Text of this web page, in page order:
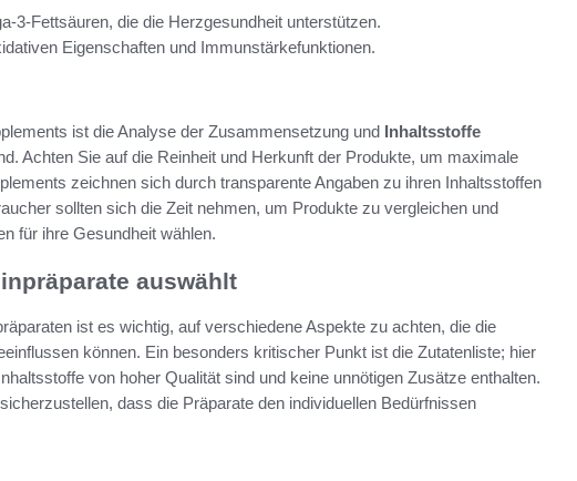
3-Fettsäuren, die die Herzgesundheit unterstützen.
Eigenschaften und Immunstärkefunktionen.
ist die Analyse der Zusammensetzung und Inhaltsstoffe
Achten Sie auf die Reinheit und Herkunft der Produkte, um maximale
zeichnen sich durch transparente Angaben zu ihren Inhaltsstoffen
sollten sich die Zeit nehmen, um Produkte zu vergleichen und
für ihre Gesundheit wählen.
auswählt
ist es wichtig, auf verschiedene Aspekte zu achten, die die
können. Ein besonders kritischer Punkt ist die Zutatenliste; hier
von hoher Qualität sind und keine unnötigen Zusätze enthalten.
dass die Präparate den individuellen Bedürfnissen